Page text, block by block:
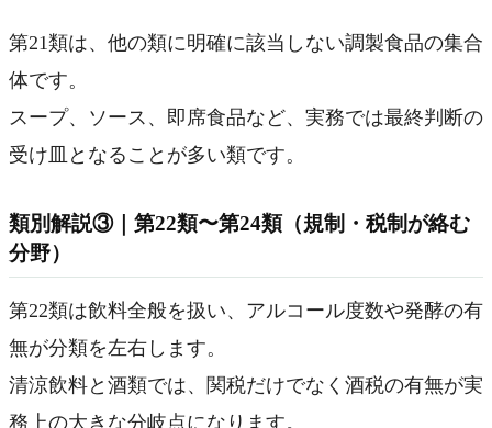
第21類は、他の類に明確に該当しない調製食品の集合
体です。
スープ、ソース、即席食品など、実務では最終判断の
受け皿となることが多い類です。
類別解説③｜第22類〜第24類（規制・税制が絡む
分野）
第22類は飲料全般を扱い、アルコール度数や発酵の有
無が分類を左右します。
清涼飲料と酒類では、関税だけでなく酒税の有無が実
務上の大きな分岐点になります。